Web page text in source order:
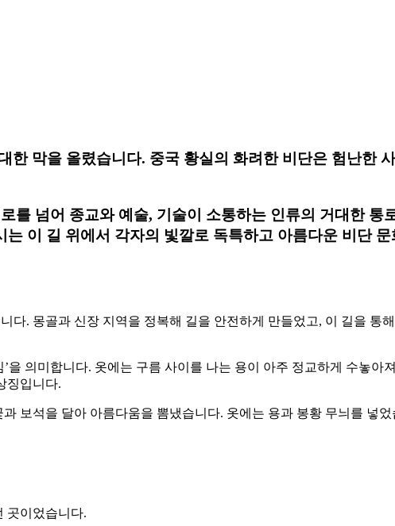
막을 올렸습니다. 중국 황실의 화려한 비단은 험난한
를 넘어 종교와 예술, 기술이 소통하는 인류의 거대한 통
이 길 위에서 각자의 빛깔로 독특하고 아름다운 비단
. 몽골과 신장 지역을 정복해 길을 안전하게 만들었고, 이 길을 통
의미합니다. 옷에는 구름 사이를 나는 용이 아주 정교하게 수놓아
징입니다.
보석을 달아 아름다움을 뽐냈습니다. 옷에는 용과 봉황 무늬를 넣었
곳이었습니다.